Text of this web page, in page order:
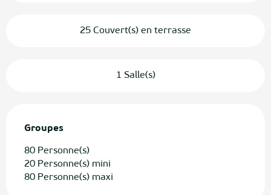
25 Couvert(s) en terrasse
1 Salle(s)
Groupes
Groupes
80 Personne(s)
20 Personne(s) mini
80 Personne(s) maxi